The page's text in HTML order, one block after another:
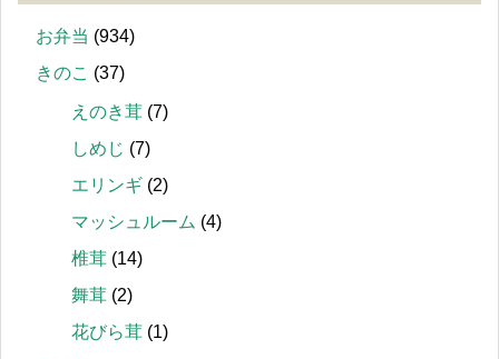
お弁当 (934)
きのこ (37)
えのき茸 (7)
しめじ (7)
エリンギ (2)
マッシュルーム (4)
椎茸 (14)
舞茸 (2)
花びら茸 (1)